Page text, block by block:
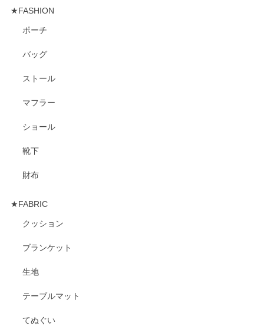
★FASHION
ポーチ
バッグ
ストール
マフラー
ショール
靴下
財布
★FABRIC
クッション
ブランケット
生地
テーブルマット
てぬぐい